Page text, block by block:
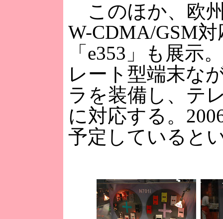
このほか、欧
W-CDMA/GSM
「e353」も展示
レート型端末な
ラを装備し、テ
に対応する。
予定していると